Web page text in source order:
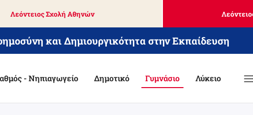
Λεόντειος Σχολή Αθηνών
και Δημιουργικότητα στην Εκπαίδευση
- Νηπιαγωγείο Δημοτικό Γυμνάσιο Λύκειο